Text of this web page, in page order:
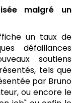
malgré un
un taux de
défaillances
soutiens
tels que
par Bruno
ou encore le